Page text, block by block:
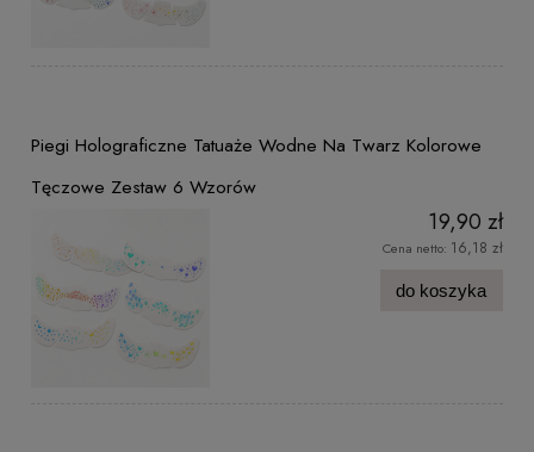
Piegi Holograficzne Tatuaże Wodne Na Twarz Kolorowe
Tęczowe Zestaw 6 Wzorów
19,90 zł
Cena netto: 16,18 zł
do koszyka